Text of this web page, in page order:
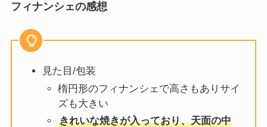
フィナンシェの感想
見た目/包装
楕円形のフィナンシェで高さもありサイ
ズも大きい
きれいな焼きが入っており、天面の中